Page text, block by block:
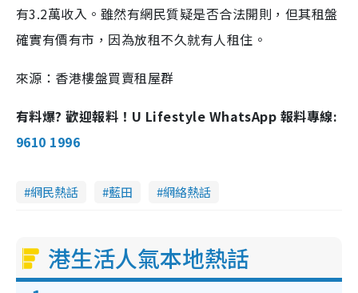
有3.2萬收入。雖然有網民質疑是否合法開則，但其租盤
確實有價有市，因為放租不久就有人租住。
來源：香港樓盤買賣租屋群
有料爆? 歡迎報料！U Lifestyle WhatsApp 報料專線:
9610 1996
網民熱話 藍田 網絡熱話
港生活人氣本地熱話